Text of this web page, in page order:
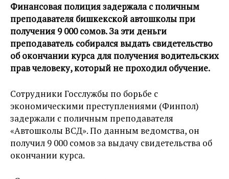
Финансовая полиция задержала c поличным
преподавателя бишкекской автошколы при
получения 9 000 сомов. За эти деньги
преподаватель собирался выдать свидетельство
об окончании курса для получения водительских
прав человеку, который не проходил обучение.
Сотрудники Госслужбы по борьбе с
экономическими преступлениями (Финпол)
задержали с поличным преподавателя
«Автошколы ВСД». По данным ведомства, он
получил 9 000 сомов за выдачу свидетельства об
окончании курса.